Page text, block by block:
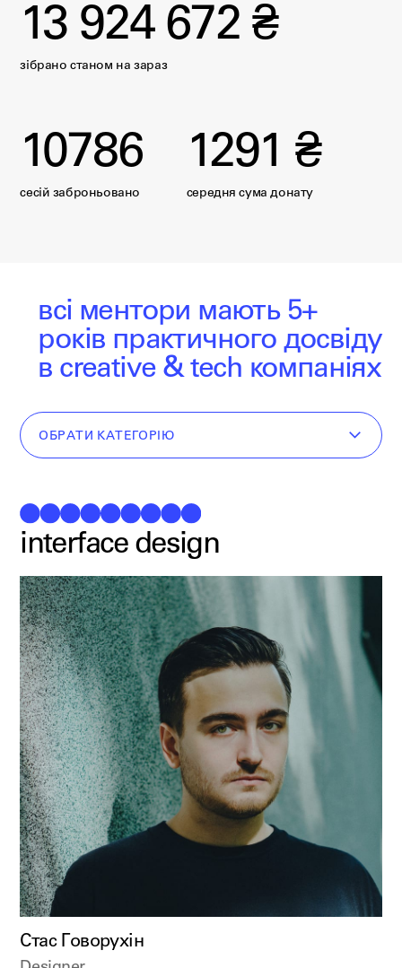
13 924 672 ₴
зібрано станом на зараз
10786
сесій заброньовано
1291 ₴
середня сума донату
всі ментори мають 5+
років практичного досвіду
в creative & tech компаніях
ОБРАТИ КАТЕГОРІЮ
interface design
Стас Говорухін